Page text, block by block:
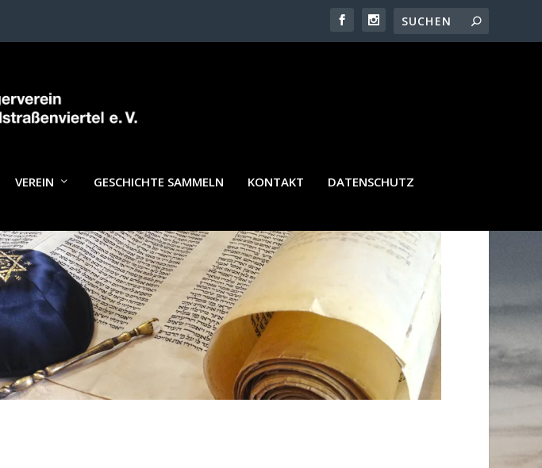
VEREIN GESCHICHTE SAMMELN KONTAKT DATENSCHUTZ